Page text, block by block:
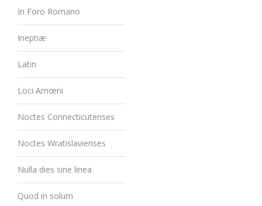
In Foro Romano
Ineptiæ
Latin
Loci Amœni
Noctes Connecticutenses
Noctes Wratislavienses
Nulla dies sine linea
Quod in solum